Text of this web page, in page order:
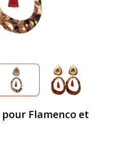
Flamenco et